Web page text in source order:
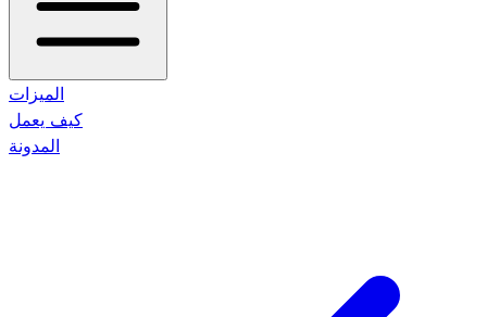
الميزات
كيف يعمل
المدونة